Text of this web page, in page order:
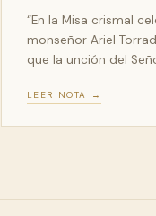
“En la Misa crismal
monseñor Ariel
que la unción del
LEER NOTA →